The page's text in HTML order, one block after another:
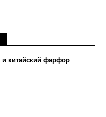
и китайский фарфор